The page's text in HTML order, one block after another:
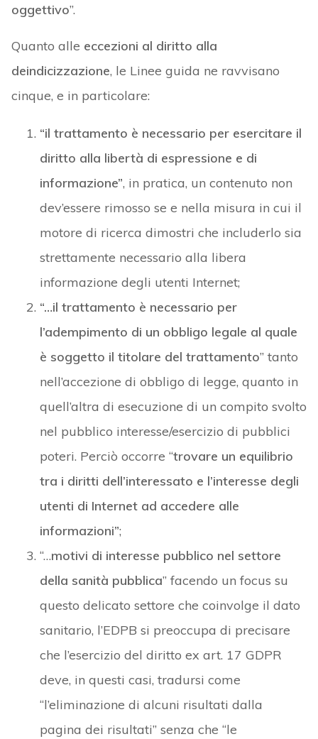
oggettivo”.
Quanto alle eccezioni al diritto alla
deindicizzazione, le Linee guida ne ravvisano
cinque, e in particolare:
“il trattamento è necessario per esercitare il
diritto alla libertà di espressione e di
informazione”, in pratica, un contenuto non
dev’essere rimosso se e nella misura in cui il
motore di ricerca dimostri che includerlo sia
strettamente necessario alla libera
informazione degli utenti Internet;
“…il trattamento è necessario per
l’adempimento di un obbligo legale al quale
è soggetto il titolare del trattamento” tanto
nell’accezione di obbligo di legge, quanto in
quell’altra di esecuzione di un compito svolto
nel pubblico interesse/esercizio di pubblici
poteri. Perciò occorre “trovare un equilibrio
tra i diritti dell’interessato e l’interesse degli
utenti di Internet ad accedere alle
informazioni”;
“…motivi di interesse pubblico nel settore
della sanità pubblica” facendo un focus su
questo delicato settore che coinvolge il dato
sanitario, l’EDPB si preoccupa di precisare
che l’esercizio del diritto ex art. 17 GDPR
deve, in questi casi, tradursi come
“l’eliminazione di alcuni risultati dalla
pagina dei risultati” senza che “le